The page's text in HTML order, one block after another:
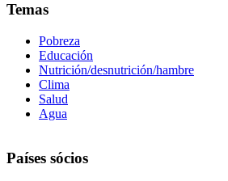
Temas
Pobreza
Educación
Nutrición/desnutrición/hambre
Clima
Salud
Agua
Países sócios